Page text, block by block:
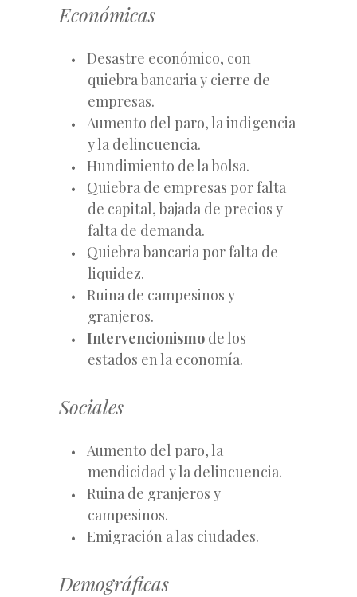
Económicas
Desastre económico, con
quiebra bancaria y cierre de
empresas.
Aumento del paro, la indigencia
y la delincuencia.
Hundimiento de la bolsa.
Quiebra de empresas por falta
de capital, bajada de precios y
falta de demanda.
Quiebra bancaria por falta de
liquidez.
Ruina de campesinos y
granjeros.
Intervencionismo de los
estados en la economía.
Sociales
Aumento del paro, la
mendicidad y la delincuencia.
Ruina de granjeros y
campesinos.
Emigración a las ciudades.
Demográficas